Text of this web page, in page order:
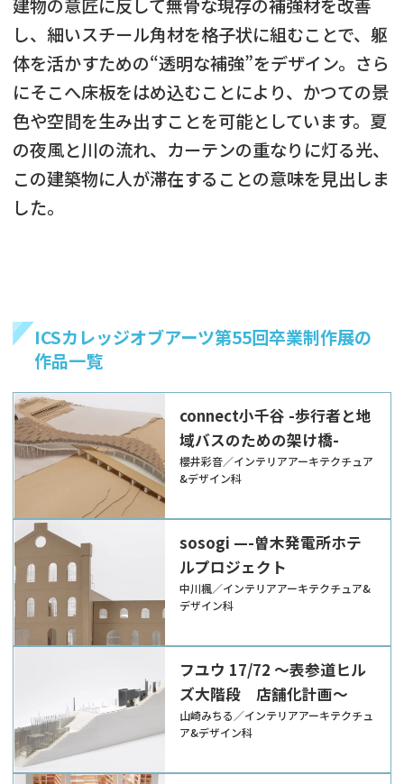
建物の意匠に反して無骨な現存の補強材を改善
し、細いスチール角材を格子状に組むことで、躯
体を活かすための“透明な補強”をデザイン。さら
にそこへ床板をはめ込むことにより、かつての景
色や空間を生み出すことを可能としています。夏
の夜風と川の流れ、カーテンの重なりに灯る光、
この建築物に人が滞在することの意味を見出しま
した。
ICSカレッジオブアーツ第55回卒業制作展の
作品一覧
connect小千谷 -歩行者と地
域バスのための架け橋-
櫻井彩音／インテリアアーキテクチュア
&デザイン科
sosogi —-曽木発電所ホテ
ルプロジェクト
中川楓／インテリアアーキテクチュア&
デザイン科
フユウ 17/72 ～表参道ヒル
ズ大階段 店舗化計画～
山崎みちる／インテリアアーキテクチュ
ア&デザイン科